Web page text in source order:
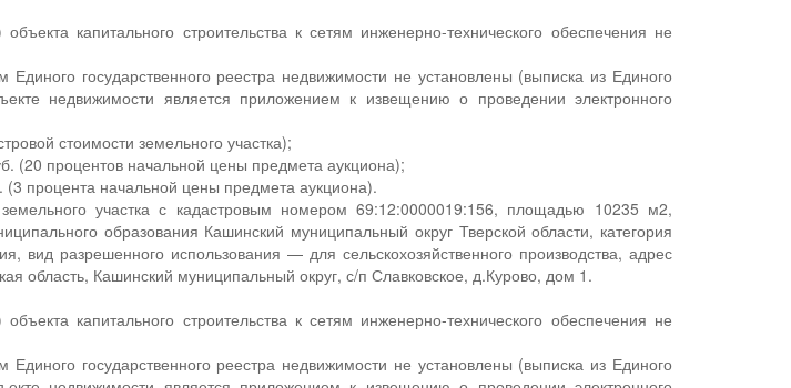
капитального строительства к сетям инженерно-технического обеспечения не
государственного реестра недвижимости не установлены (выписка из Единого
недвижимости является приложением к извещению о проведении электронного
стоимости земельного участка);
(20 процентов начальной цены предмета аукциона);
процента начальной цены предмета аукциона).
участка с кадастровым номером 69:12:0000019:156, площадью 10235 м2,
образования Кашинский муниципальный округ Тверской области, категория
вид разрешенного использования — для сельскохозяйственного производства, адрес
область, Кашинский муниципальный округ, с/п Славковское, д.Курово, дом 1.
капитального строительства к сетям инженерно-технического обеспечения не
государственного реестра недвижимости не установлены (выписка из Единого